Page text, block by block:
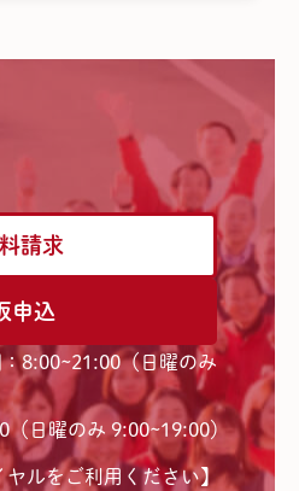
請求
申込
8:00~21:00（日曜のみ
日曜のみ 9:00~19:00）
ルをご利用ください】